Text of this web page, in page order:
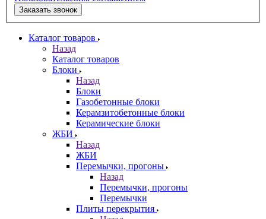
Заказать звонок
Каталог товаров
Назад
Каталог товаров
Блоки
Назад
Блоки
Газобетонные блоки
Керамзитобетонные блоки
Керамические блоки
ЖБИ
Назад
ЖБИ
Перемычки, прогоны
Назад
Перемычки, прогоны
Перемычки
Плиты перекрытия